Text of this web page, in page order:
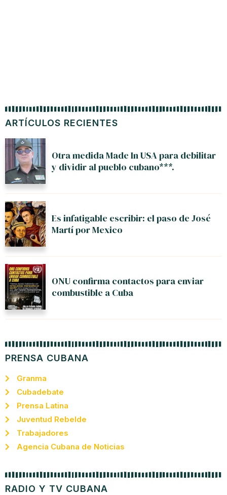
ARTÍCULOS RECIENTES
Otra medida Made In USA para debilitar
y dividir al pueblo cubano***.
Es infatigable escribir: el paso de José
Martí por Mexico
ONU confirma contactos para enviar
combustible a Cuba
PRENSA CUBANA
Granma
Cubadebate
Prensa Latina
Juventud Rebelde
Trabajadores
Agencia Cubana de Noticias
RADIO Y TV CUBANA